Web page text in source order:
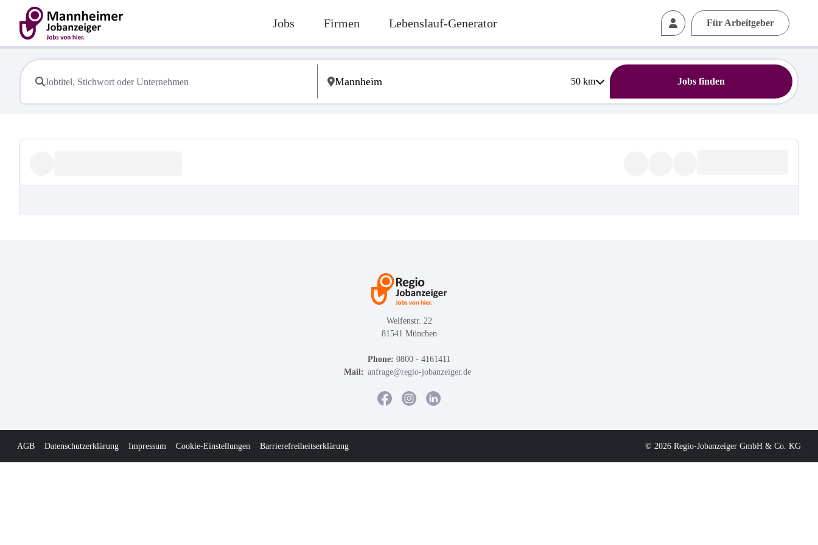
Jobs Firmen Lebenslauf-Generator Für Arbeitgeber
50km Jobs finden
Welfenstr. 22
81541 München
Phone: 0800 - 4161411
Mail: anfrage@regio-jobanzeiger.de
AGB Datenschutzerklärung Impressum Cookie-Einstellungen Barrierefreiheitserklärung © 2026 Regio-Jobanzeiger GmbH & Co. KG